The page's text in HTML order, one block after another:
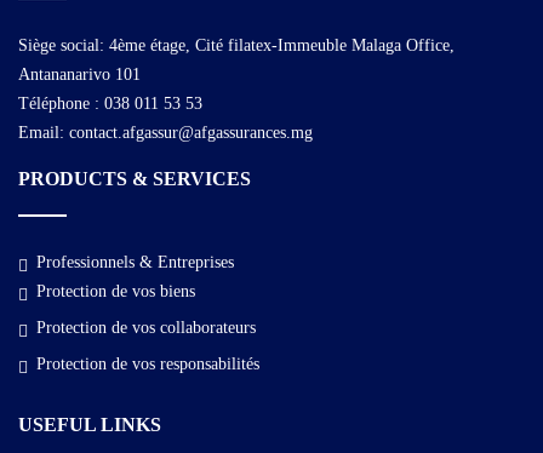
Siège social: 4ème étage, Cité filatex-Immeuble Malaga Office,
Antananarivo 101
Téléphone : 038 011 53 53
Email: contact.afgassur@afgassurances.mg
PRODUCTS & SERVICES
Professionnels & Entreprises
Protection de vos biens
Protection de vos collaborateurs
Protection de vos responsabilités
USEFUL LINKS